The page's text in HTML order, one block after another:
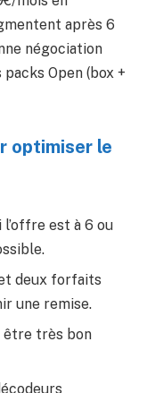
après 6
négociation
Open (box +
optimiser le
est à 6 ou
deux forfaits
une remise.
être très bon